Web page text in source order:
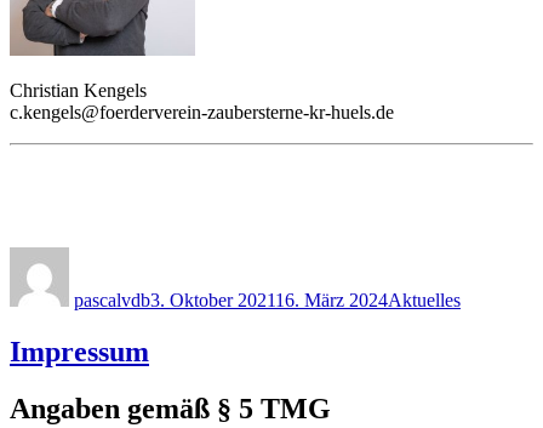
Christian Kengels
c.kengels@foerderverein-zaubersterne-kr-huels.de
pascalvdb3. Oktober 202116. März 2024Aktuelles
Impressum
Angaben gemäß § 5 TMG